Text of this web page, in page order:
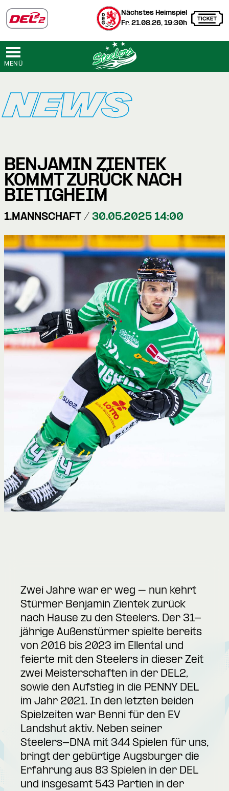
Nächstes Heimspiel
Fr. 21.08.26, 19:30h
MENÜ
NEWS
BENJAMIN ZIENTEK
KOMMT ZURÜCK NACH
BIETIGHEIM
1.MANNSCHAFT / 30.05.2025 14:00
Zwei Jahre war er weg – nun kehrt
Stürmer Benjamin Zientek zurück
nach Hause zu den Steelers. Der 31-
jährige Außenstürmer spielte bereits
von 2016 bis 2023 im Ellental und
feierte mit den Steelers in dieser Zeit
zwei Meisterschaften in der DEL2,
sowie den Aufstieg in die PENNY DEL
im Jahr 2021. In den letzten beiden
Spielzeiten war Benni für den EV
Landshut aktiv. Neben seiner
Steelers-DNA mit 344 Spielen für uns,
bringt der gebürtige Augsburger die
Erfahrung aus 83 Spielen in der DEL
und insgesamt 543 Partien in der